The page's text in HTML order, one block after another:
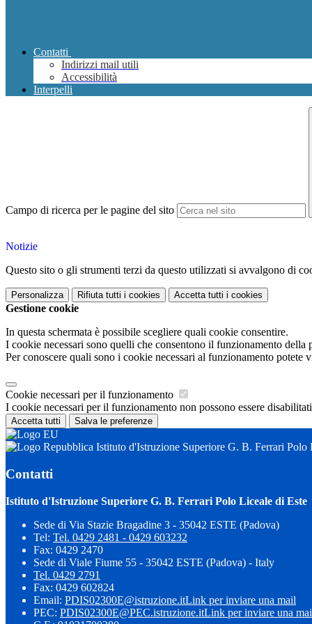
Contatti
Indirizzi mail utili
Accessibilità
Interpelli
Campo di ricerca per le pagine del sito
Notizie
Questo sito o gli strumenti terzi da questo utilizzati si avvalgono di
Personalizza Rifiuta tutti i cookies Accetta tutti i cookies
Gestione cookie
In questa schermata è possibile scegliere quali cookie consentire.
I cookie necessari sono quelli che consentono il funzionamento
Per conoscere quali sono i cookie necessari al funzionamento potete
Cookie necessari per il funzionamento
I cookie necessari per il funzionamento non possono essere
Accetta tutti Salva le preferenze
Istituto d'Istruzione Superiore G. B. Ferrari Polo
Contatti
Istituto d'Istruzione Superiore G. B. Ferrari Polo Liceale di Este
Sede di Via Stazie Bragadine 3 - 35042 ESTE (Padova)
Tel: Tel. 0429 2481 - 0429 603232
Fax: 0429 2470
Sede di Viale Fiume 55 - 35042 ESTE (Padova) - Italy
Tel. 0429 2791
Fax: 0429 602824
Email: PDIS02300E@istruzione.itLink per inviare una mail
PEC: PDIS02300E@PEC.istruzione.itLink per inviare una